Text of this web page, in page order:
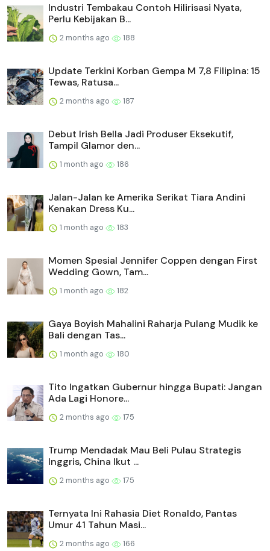
Industri Tembakau Contoh Hilirisasi Nyata,
Perlu Kebijakan B...
2 months ago 188
Update Terkini Korban Gempa M 7,8 Filipina: 15
Tewas, Ratusa...
2 months ago 187
Debut Irish Bella Jadi Produser Eksekutif,
Tampil Glamor den...
1 month ago 186
Jalan-Jalan ke Amerika Serikat Tiara Andini
Kenakan Dress Ku...
1 month ago 183
Momen Spesial Jennifer Coppen dengan First
Wedding Gown, Tam...
1 month ago 182
Gaya Boyish Mahalini Raharja Pulang Mudik ke
Bali dengan Tas...
1 month ago 180
Tito Ingatkan Gubernur hingga Bupati: Jangan
Ada Lagi Honore...
2 months ago 175
Trump Mendadak Mau Beli Pulau Strategis
Inggris, China Ikut ...
2 months ago 175
Ternyata Ini Rahasia Diet Ronaldo, Pantas
Umur 41 Tahun Masi...
2 months ago 166